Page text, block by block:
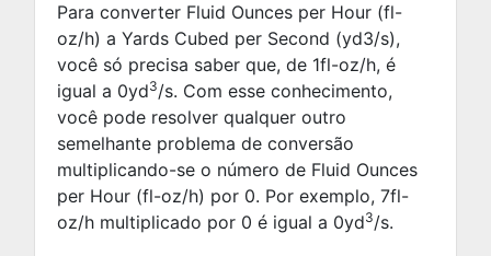
Para converter Fluid Ounces per Hour (fl-
oz/h) a Yards Cubed per Second (yd3/s),
você só precisa saber que, de 1fl-oz/h, é
igual a 0yd3/s. Com esse conhecimento,
você pode resolver qualquer outro
semelhante problema de conversão
multiplicando-se o número de Fluid Ounces
per Hour (fl-oz/h) por 0. Por exemplo, 7fl-
oz/h multiplicado por 0 é igual a 0yd3/s.